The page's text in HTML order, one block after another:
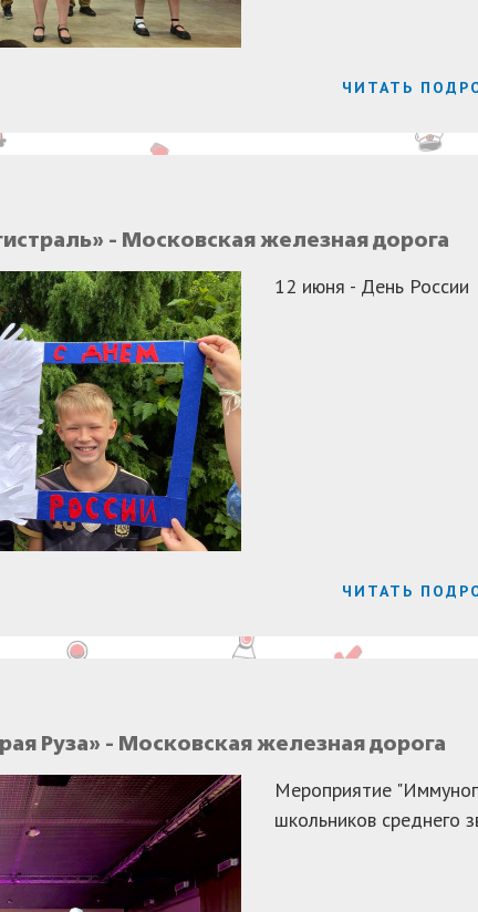
ЧИТАТЬ
- Московская железная дорога
12 июня - День России
ЧИТАТЬ
Руза» - Московская железная дорога
Мероприятие
школьников среднего